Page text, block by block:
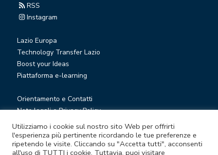
RSS
Instagram
Lazio Europa
Technology Transfer Lazio
Boost your Ideas
Piattaforma e-learning
Orientamento e Contatti
Note legali e Privacy Policy
Privacy Newsletter
Società trasparente
Whistleblowing
Utilizziamo i cookie sul nostro sito Web per offrirti
l'esperienza più pertinente ricordando le tue preferenze e
ripetendo le visite. Cliccando su "Accetta tutti", acconsenti
all'uso di TUTTI i cookie. Tuttavia, puoi visitare